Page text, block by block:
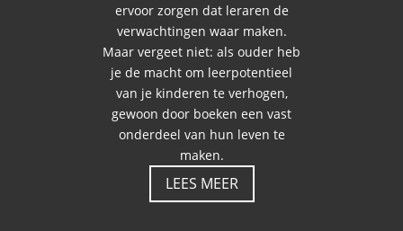
ervoor zorgen dat leraren de
verwachtingen waar maken.
Maar vergeet niet: als ouder heb
je de macht om leerpotentieel
van je kinderen te verhogen,
gewoon door boeken een vast
onderdeel van hun leven te
maken.
LEES MEER